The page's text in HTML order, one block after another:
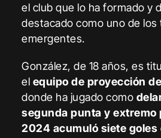
el club que lo ha formado y
destacado como uno de los
emergentes.
González, de 18 años, es
el equipo de proyección
donde ha jugado como
segunda punta y extremo
2024 acumuló siete goles